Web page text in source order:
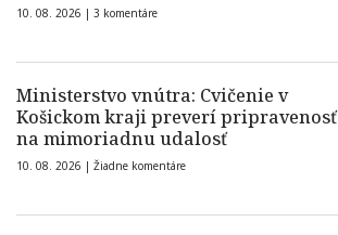
10. 08. 2026 | 3 komentáre
Ministerstvo vnútra: Cvičenie v
Košickom kraji preverí pripravenosť
na mimoriadnu udalosť
10. 08. 2026 | Žiadne komentáre